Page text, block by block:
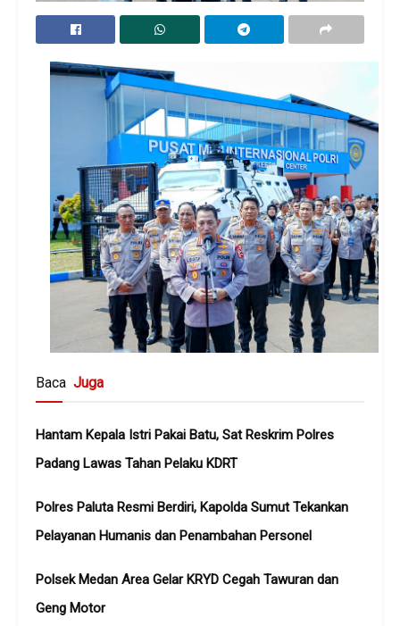
Baca Juga
Hantam Kepala Istri Pakai Batu, Sat Reskrim Polres
Padang Lawas Tahan Pelaku KDRT
Polres Paluta Resmi Berdiri, Kapolda Sumut Tekankan
Pelayanan Humanis dan Penambahan Personel
Polsek Medan Area Gelar KRYD Cegah Tawuran dan
Geng Motor